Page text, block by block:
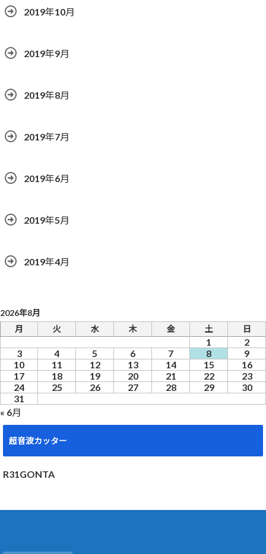
2019年10月
2019年9月
2019年8月
2019年7月
2019年6月
2019年5月
2019年4月
2026年8月
月
火 水 木 金 土 日
1
2
3
4 5 6 7 8
9
10
11 12 13 14 15
16
17
18 19 20 21 22
23
24
25 26 27 28 29
30
31
« 6月
超音波カッター
R31GONTA